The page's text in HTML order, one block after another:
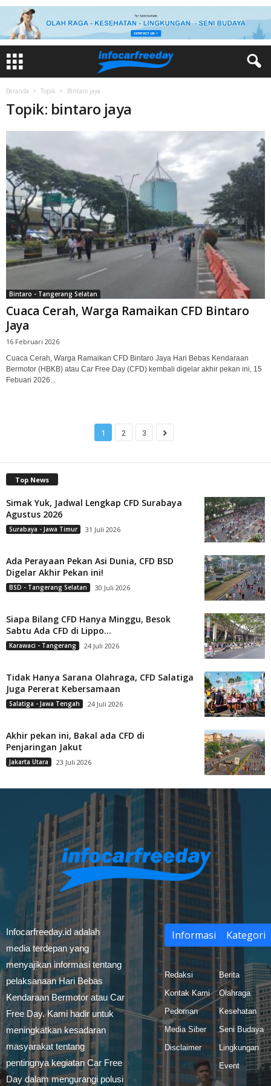
Beranda Topik Bintaro jaya
Topik: bintaro jaya
Bintaro - Tangerang Selatan
Cuaca Cerah, Warga Ramaikan CFD Bintaro
Jaya
16 Februari 2026
Cuaca Cerah, Warga Ramaikan CFD Bintaro Jaya Hari Bebas Kendaraan
Bermotor (HBKB) atau Car Free Day (CFD) kembali digelar akhir pekan ini, 15
Febuari 2026...
1 2 3
Top News
Simak Yuk, Jadwal Lengkap CFD Surabaya
Agustus 2026
Surabaya - Jawa Timur 31 Juli 2026
Ada Perayaan Pekan Asi Dunia, CFD BSD
Digelar Akhir Pekan ini!
BSD - Tangerang Selatan 30 Juli 2026
Siapa Bilang CFD Hanya Minggu, Besok
Sabtu Ada CFD di Lippo...
Karawaci - Tangerang 24 Juli 2026
Tidak Hanya Sarana Olahraga, CFD Salatiga
Juga Pererat Kebersamaan
Salatiga - Jawa Tengah 24 Juli 2026
Akhir pekan ini, Bakal ada CFD di
Penjaringan Jakut
Jakarta Utara 23 Juli 2026
Infocarfreeday.id adalah
media terdepan yang
menyajikan informasi tentang
pelaksanaan Hari Bebas
Kendaraan Bermotor atau Car
Free Day. Kami hadir untuk
meningkatkan kesadaran
masyarakat tentang
pentingnya kegiatan Car Free
Day dalam mengurangi polusi
Informasi
Redaksi
Kontak Kami
Pedoman
Media Siber
Disclaimer
Kategori
Berita
Olahraga
Kesehatan
Seni Budaya
Lingkungan
Event